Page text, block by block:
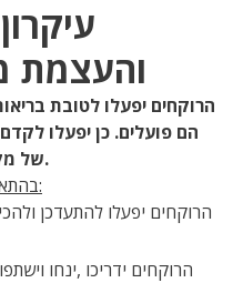
והעצמת
הרוקחים יפעלו לטובת
הם פועלים. כן יפעלו
של מקצוע הרוקחות לבריאות הציבור.
בהתאם לכך יפעלו הרוקחים באופן הבא:
הרוקחים יפעלו להתעדכן
הרוקחים ידריכו ,ינחו